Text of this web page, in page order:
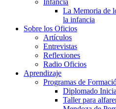
Infancia
La Memoria de
la infancia
Sobre los Oficios
Artículos
Entrevistas
Reflexiones
Radio Oficios
Aprendizaje
Programas de
Diplomado
Taller para